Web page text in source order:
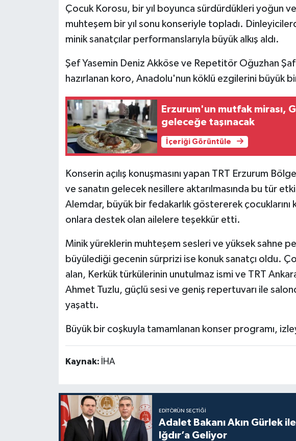
Çocuk Korosu, bir yıl boyunca sürdürdükleri yoğun
muhteşem bir yıl sonu konseriyle topladı.
minik sanatçılar performanslarıyla büyük alkış aldı.
Şef Yasemin Deniz Akköse ve Repetitör Oğuzhan
hazırlanan koro, Anadolu'nun köklü ezgilerini büyük
Erzurum'un mutfak mirası,
geleceğe taşınacak
İçeriği Görüntüle
Konserin açılış konuşmasını yapan TRT Erzurum
ve sanatın gelecek nesillere aktarılmasında bu tür
Alemdar, büyük bir fedakarlık göstererek çocuklarını
onlara destek olan ailelere teşekkür etti.
Minik yüreklerin muhteşem sesleri ve yüksek sahne
büyülediği gecenin sürprizi ise konuk sanatçı oldu.
alan, Kerkük türkülerinin unutulmaz ismi ve TRT
Ahmet Tuzlu, güçlü sesi ve geniş repertuvarı ile
yaşattı.
Büyük bir coşkuyla tamamlanan konser programı,
Kaynak: İHA
EDITÖRÜN SEÇTIĞI
Adalet Bakanı Akın Gürlek
Iğdır’a Geliyor